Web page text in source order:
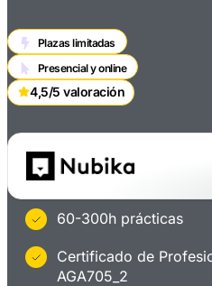
Plazas limitadas
Presencial y online
4,5/5 valoración
60-300h prácticas
Certificado de
AGA705_2